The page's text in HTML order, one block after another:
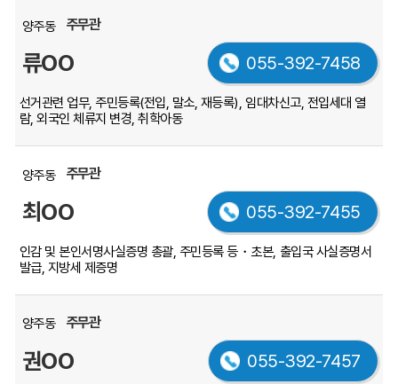
양주동 주무관
류OO 055-392-7458
선거관련 업무, 주민등록(전입, 말소, 재등록), 임대차신고, 전입세대 열
람, 외국인 체류지 변경, 취학아동
양주동 주무관
최OO 055-392-7455
인감 및 본인서명사실증명 총괄, 주민등록 등・초본, 출입국 사실증명서
발급, 지방세 제증명
양주동 주무관
권OO 055-392-7457